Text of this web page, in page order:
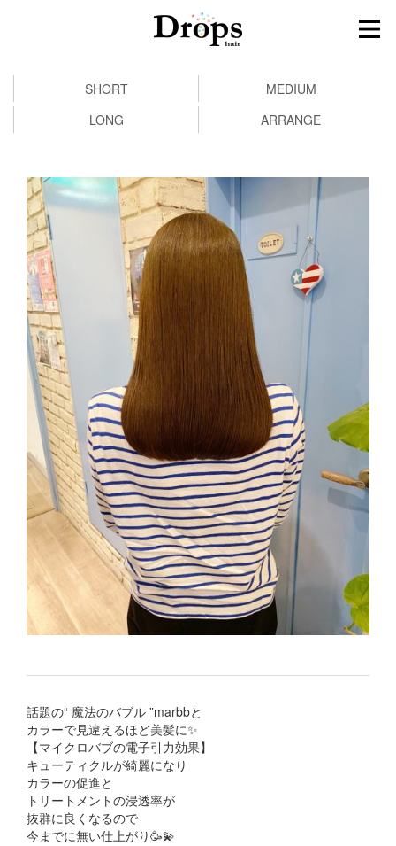
SHORT
MEDIUM
LONG
ARRANGE
話題の“ 魔法のバブル ”marbbと
カラーで見違えるほど美髪に✨
【マイクロバブの電子引力効果】
キューティクルが綺麗になり
カラーの促進と
トリートメントの浸透率が
抜群に良くなるので
今までに無い仕上がり🥳💫